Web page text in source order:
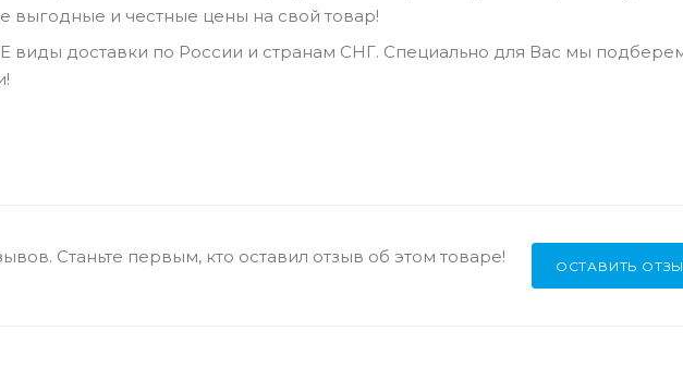
и честные цены на свой товар!
доставки по России и странам СНГ. Специально для Вас мы
ОСТАВИТЬ
Станьте первым, кто оставил отзыв об этом товаре!